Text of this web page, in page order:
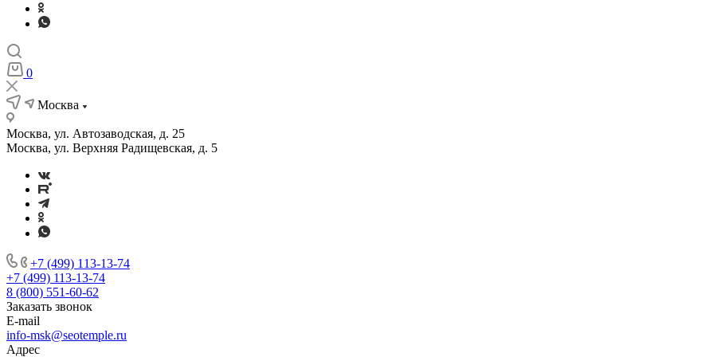
0
Москва
Москва, ул. Автозаводская, д. 25
Москва, ул. Верхняя Радищевская, д. 5
+7 (499) 113-13-74
+7 (499) 113-13-74
8 (800) 551-60-62
Заказать звонок
E-mail
info-msk@seotemple.ru
Адрес